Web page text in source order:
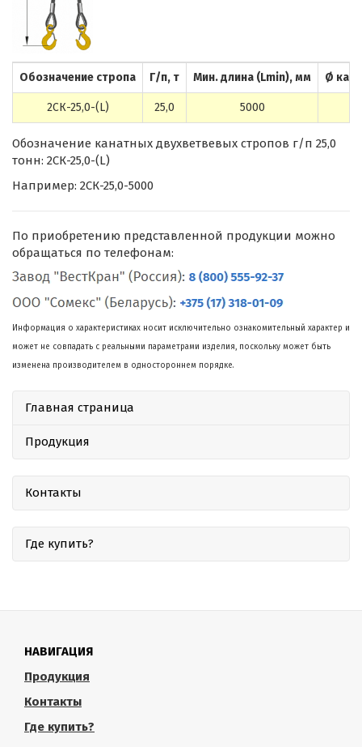
Обозначение стропа Г/п, т Мин. длина (Lmin), мм Ø
2СК-25,0-(L) 25,0 5000
Обозначение канатных двухветвевых стропов г/п 25,0
тонн: 2СК-25,0-(L)
Например: 2СК-25,0-5000
По приобретению представленной продукции можно
обращаться по телефонам:
Информация о характеристиках носит исключительно ознакомительный характер и
может не совпадать с реальными параметрами изделия, поскольку может быть
изменена производителем в одностороннем порядке.
Главная страница
Продукция
Контакты
Где купить?
НАВИГАЦИЯ
Продукция
Контакты
Где купить?